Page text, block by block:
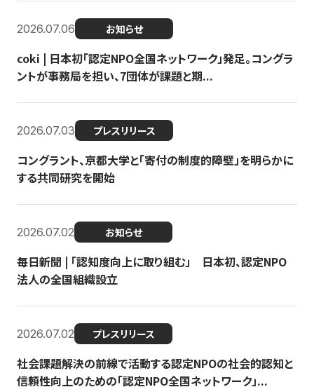
2026.07.06 お知らせ
coki | 日本初「認定NPO全国ネットワーク」発足。コングラ
ントが事務局を担い、7団体が課題と期...
2026.07.03 プレスリリース
コングラント、京都大学と「寄付の制度的障壁」を明らかに
する共同研究を開始
2026.07.02 お知らせ
毎日新聞 | 「認知度向上に取り組む」 日本初、認定NPO
法人の全国組織設立
2026.07.02 プレスリリース
社会課題解決の前線で活動する認定NPOの社会的認知と
信頼性向上のための「認定NPO全国ネットワーク」...